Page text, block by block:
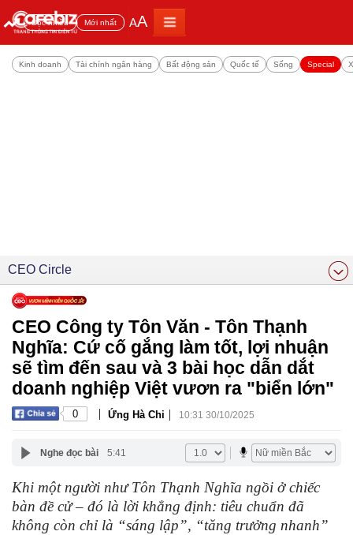
Đọc nhiều Mới nhất AA
Kinh doanh Tài chính ngân hàng Bất động sản Quốc tế Sống Special
CEO Circle
CEO Công ty Tôn Văn - Tôn Thạnh
Nghĩa: Cứ cố gắng làm tốt, lợi nhuận
sẽ tìm đến sau và 3 bài học dẫn dắt
doanh nghiệp Việt vươn ra "biển lớn"
0 | Ứng Hà Chi | 10:31 30/10/2025
Nghe đọc bài 5:41
Khi một người như Tôn Thạnh Nghĩa ngồi ở chiếc
bàn đề cử – đó là lời khẳng định: tiêu chuẩn đã
không còn chỉ là “sáng lập”, “tăng trưởng nhanh”